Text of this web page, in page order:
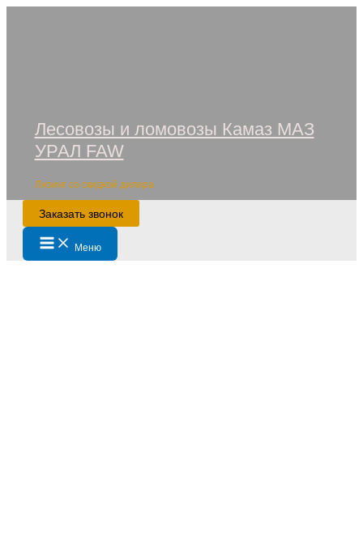
Лесовозы и ломовозы Камаз МАЗ
УРАЛ FAW
Лизинг со скидкой дилера
Заказать звонок
Main
Menu Меню